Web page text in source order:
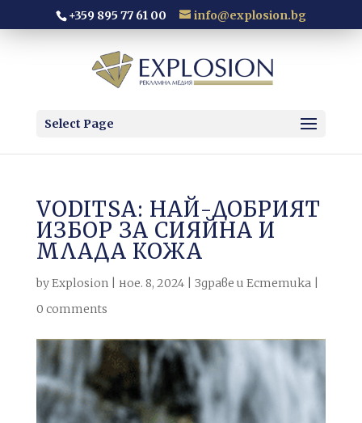
+359 895 77 61 00 info@explosion.bg
Select Page
VODITSA: НАЙ-ДОБРИЯТ
ИЗБОР ЗА СИЯЙНА И
МЛАДА КОЖА
byExplosion| ное. 8, 2024| Здраве и Естетика|
0 comments